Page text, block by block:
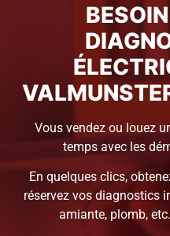
Vous vendez ou louez
temps avec les
En quelques clics,
réservez vos diagnostics
amiante, plomb,